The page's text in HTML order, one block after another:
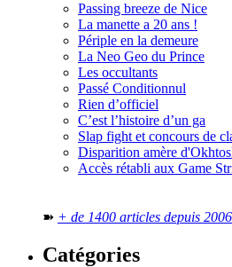
Passing breeze de Nice
La manette a 20 ans !
Périple en la demeure
La Neo Geo du Prince
Les occultants
Passé Conditionnul
Rien d’officiel
C’est l’histoire d’un ga
Slap fight et concours de
Disparition amère
Accès rétabli aux Game
➽ + de 1400 articles depuis 2006
Catégories